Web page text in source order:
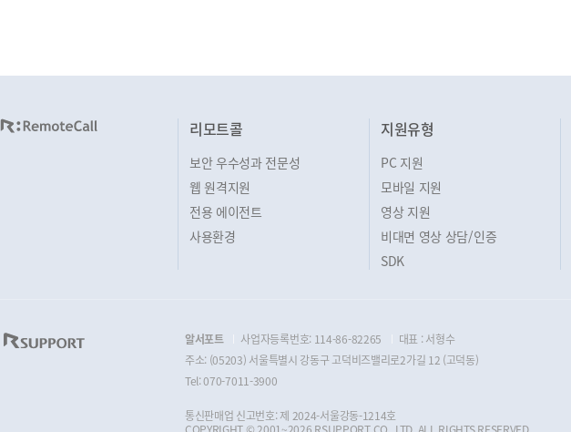
리모트콜
보안 우수성과 전문성
웹 원격지원
전용 에이전트
사용환경
지원유형
PC 지원
모바일 지원
영상 지원
비대면 영상 상담/인증
SDK
알서포트 사업자등록번호: 114-86-82265
대표 : 서형수
주소: (05203) 서울특별시 강동구 고덕비즈밸리로2가길 12 (고덕동)
Tel: 070-7011-3900
통신판매업 신고번호: 제 2024-서울강동-1214호